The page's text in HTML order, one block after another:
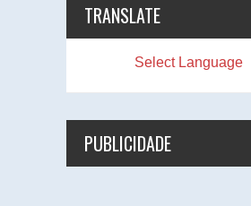
TRANSLATE
Select Language
PUBLICIDADE